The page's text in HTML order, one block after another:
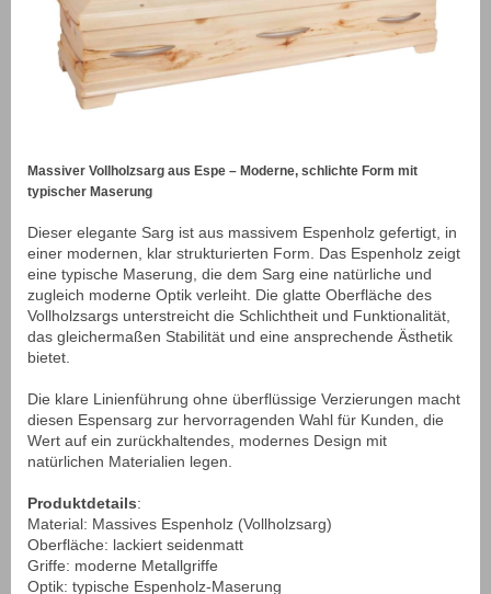
Massiver Vollholzsarg aus Espe – Moderne, schlichte Form mit
typischer Maserung
Dieser elegante Sarg ist aus massivem Espenholz gefertigt, in
einer modernen, klar strukturierten Form. Das Espenholz zeigt
eine typische Maserung, die dem Sarg eine natürliche und
zugleich moderne Optik verleiht. Die glatte Oberfläche des
Vollholzsargs unterstreicht die Schlichtheit und Funktionalität,
das gleichermaßen Stabilität und eine ansprechende Ästhetik
bietet.
Die klare Linienführung ohne überflüssige Verzierungen macht
diesen Espensarg zur hervorragenden Wahl für Kunden, die
Wert auf ein zurückhaltendes, modernes Design mit
natürlichen Materialien legen.
Produktdetails:
Material: Massives Espenholz (Vollholzsarg)
Oberfläche: lackiert seidenmatt
Griffe: moderne Metallgriffe
Optik: typische Espenholz-Maserung